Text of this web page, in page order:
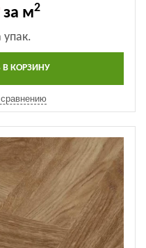
за м2
упак.
КОРЗИНУ